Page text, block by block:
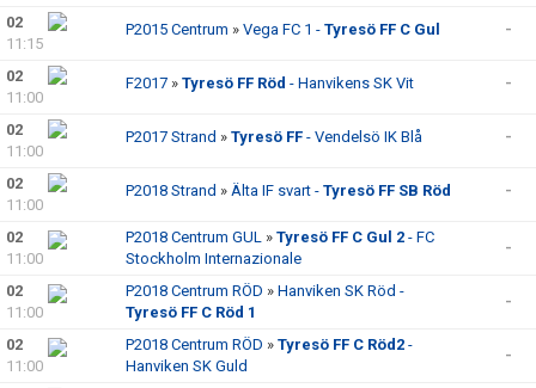
02
11:15
P2015 Centrum » Vega FC 1 - Tyresö FF C Gul -
02
11:00
F2017 » Tyresö FF Röd - Hanvikens SK Vit -
02
11:00
P2017 Strand » Tyresö FF - Vendelsö IK Blå -
02
11:00
P2018 Strand » Älta IF svart - Tyresö FF SB Röd -
02
11:00
P2018 Centrum GUL » Tyresö FF C Gul 2 - FC
Stockholm Internazionale
-
02
11:00
P2018 Centrum RÖD » Hanviken SK Röd -
Tyresö FF C Röd 1
-
02
11:00
P2018 Centrum RÖD » Tyresö FF C Röd2 -
Hanviken SK Guld
-